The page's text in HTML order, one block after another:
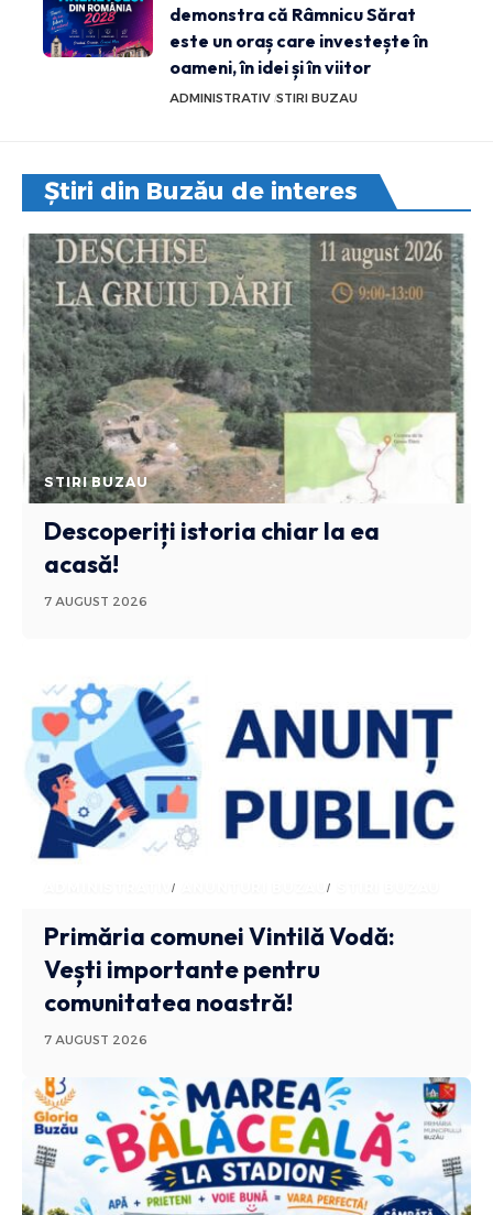
demonstra că Râmnicu Sărat
este un oraș care investește în
oameni, în idei și în viitor
ADMINISTRATIV STIRI BUZAU
Știri din Buzău de interes
STIRI BUZAU
Descoperiți istoria chiar la ea
acasă!
7 AUGUST 2026
ADMINISTRATIV ANUNTURI BUZAU
Primăria comunei Vintilă Vodă:
Vești importante pentru
comunitatea noastră!
7 AUGUST 2026